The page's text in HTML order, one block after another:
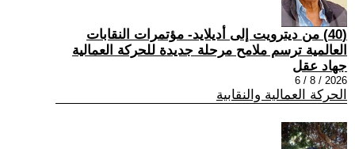
(40) من ديترويت إلى أديلايد- مؤتمرات النقابات
العالمية ترسم ملامح مرحلة جديدة للحركة العمالية
جهاد عقل
2026 / 8 / 6
الحركة العمالية والنقابية